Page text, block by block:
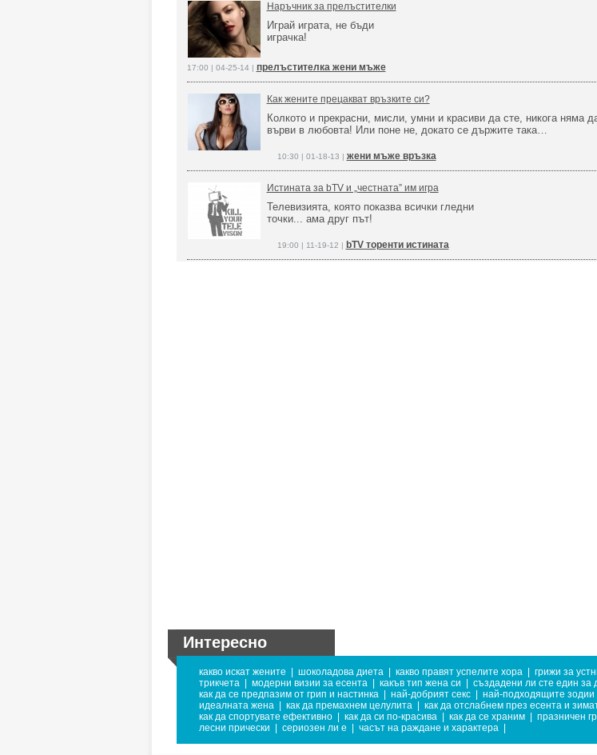
Наръчник за прелъстителки
Играй играта, не бъди
играчка!
17:00 | 04-25-14 | прелъстителка жени мъже
Как жените прецакват връзките си?
Колкото и прекрасни, мисли, умни и красиви да сте, никога няма
върви в любовта! Или поне не, докато се държите така…
10:30 | 01-18-13 | жени мъже връзка
Истината за bTV и „честната” им игра
Телевизията, която показва всички гледни
точки... ама друг път!
19:00 | 11-19-12 | bTV торенти истината
Интересно
какво искат жените шоколадова диета какво правят успелите хора грижи за
трикчета
модерни визии за есента какъв тип жена си създадени ли сте един за
как да се предпазим от грип и настинка
най-добрият секс най-подходящите зодии
идеалната жена
как да премахнем целулита как да отслабнем през есента и
как да спортувате ефективно
как да си по-красива как да се храним празничен
лесни прически
сериозен ли е часът на раждане и характера